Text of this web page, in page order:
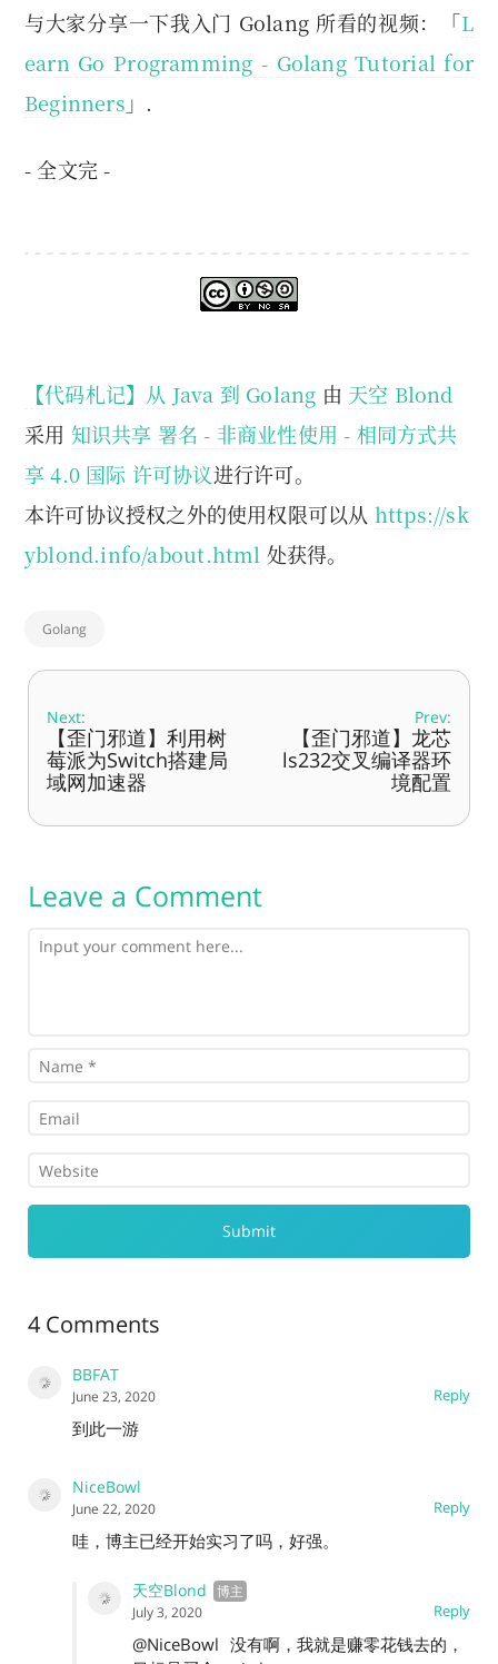
与大家分享一下我入门 Golang 所看的视频：「L
earn Go Programming - Golang Tutorial for
Beginners 」.
- 全文完 -
【代码札记】从 Java 到 Golang 由 天空 Blond
采用 知识共享 署名 - 非商业性使用 - 相同方式共
享 4.0 国际 许可协议进行许可。
本许可协议授权之外的使用权限可以从 https://sk
yblond.info/about.html 处获得。
Golang
Next:
【歪门邪道】利用树
莓派为Switch搭建局
域网加速器
Prev:
【歪门邪道】龙芯
ls232交叉编译器环
境配置
Leave a Comment
4 Comments
BBFAT
Reply
June 23, 2020
到此一游
NiceBowl
Reply
June 22, 2020
哇，博主已经开始实习了吗，好强。
天空Blond
Reply
July 3, 2020
@NiceBowl 没有啊，我就是赚零花钱去的，